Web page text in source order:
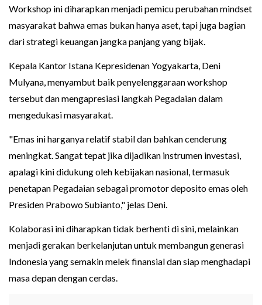
Workshop ini diharapkan menjadi pemicu perubahan mindset
masyarakat bahwa emas bukan hanya aset, tapi juga bagian
dari strategi keuangan jangka panjang yang bijak.
Kepala Kantor Istana Kepresidenan Yogyakarta, Deni
Mulyana, menyambut baik penyelenggaraan workshop
tersebut dan mengapresiasi langkah Pegadaian dalam
mengedukasi masyarakat.
"Emas ini harganya relatif stabil dan bahkan cenderung
meningkat. Sangat tepat jika dijadikan instrumen investasi,
apalagi kini didukung oleh kebijakan nasional, termasuk
penetapan Pegadaian sebagai promotor deposito emas oleh
Presiden Prabowo Subianto," jelas Deni.
Kolaborasi ini diharapkan tidak berhenti di sini, melainkan
menjadi gerakan berkelanjutan untuk membangun generasi
Indonesia yang semakin melek finansial dan siap menghadapi
masa depan dengan cerdas.